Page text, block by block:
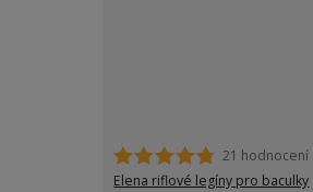
21 hodnocení
Elena riflové legíny pro baculky